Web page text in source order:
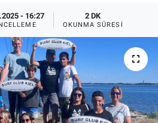
- 16:27 2 DK
OKUNMA SÜRESI